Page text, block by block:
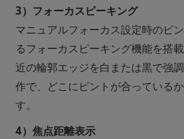
3）フォーカスピーキング
マニュアルフォーカス設定時のピ
るフォーカスピーキング機能を搭
近の輪郭エッジを白または黒で強
作で、どこにピントが合っている
す。
4）焦点距離表示